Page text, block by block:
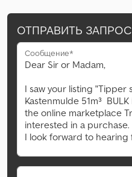
ОТПРАВИТЬ ЗАПРОС
Сообщение*